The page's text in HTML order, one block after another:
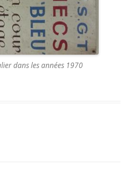
dans les années 1970